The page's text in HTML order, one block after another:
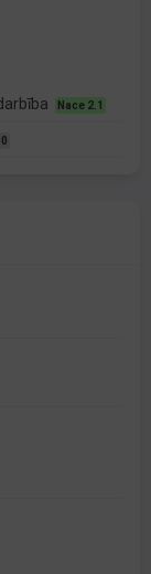
Nace 2.1